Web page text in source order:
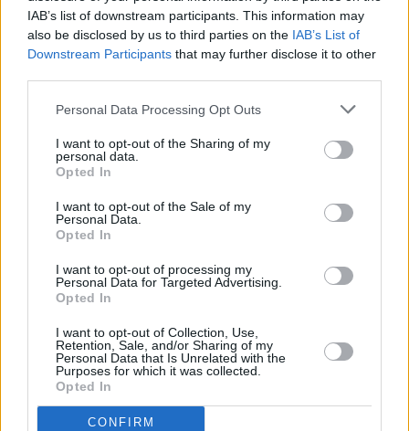
IAB’s list of downstream participants. This information may
also be disclosed by us to third parties on the IAB’s List of
Downstream Participants that may further disclose it to other
Personal Data Processing Opt Outs
I want to opt-out of the Sharing of my
personal data.
Opted In
I want to opt-out of the Sale of my
Personal Data.
Opted In
I want to opt-out of processing my
Personal Data for Targeted Advertising.
Opted In
I want to opt-out of Collection, Use,
Retention, Sale, and/or Sharing of my
Personal Data that Is Unrelated with the
Purposes for which it was collected.
Opted In
CONFIRM
The Wiseman
Στο προσκήνιο ΓΕΚ και Credia, ο ελιγμός του
και ο φόβος για τον ΚΜ, οι γκάφες του
φιλόσοφου Σκέρτσου, ο «master of disaster»
Τσάφος, τα χοντρά πορτοφόλια στις Σπέτσες και
The Wiseman